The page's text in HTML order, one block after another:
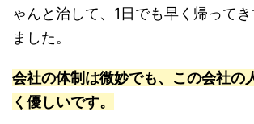
ゃんと治して、1日でも早く帰って
ました。
会社の体制は微妙でも、この会社の
く優しいです。